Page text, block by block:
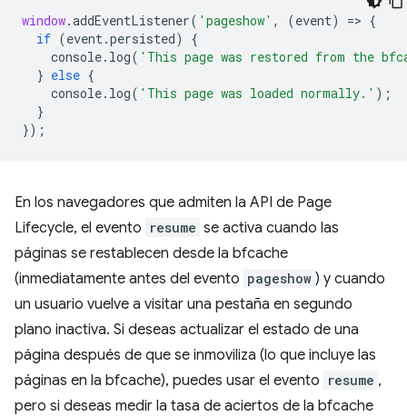
window.addEventListener( 'pageshow' , (event) => {
if (event.persisted)
{
console. log( 'This page was restored from the
} else {
console. log( 'This page was loaded normally.' );
}
});
En los navegadores que admiten la API de Page
Lifecycle, el evento resume se activa cuando las
páginas se restablecen desde la bfcache
(inmediatamente antes del evento pageshow ) y cuando
un usuario vuelve a visitar una pestaña en segundo
plano inactiva. Si deseas actualizar el estado de una
página después de que se inmoviliza (lo que incluye las
páginas en la bfcache), puedes usar el evento resume ,
pero si deseas medir la tasa de aciertos de la bfcache